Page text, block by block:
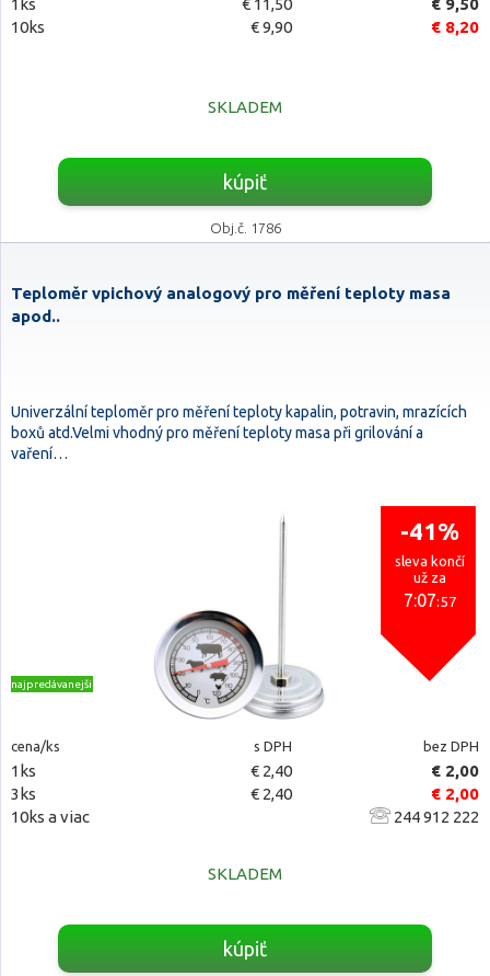
10ks
€ 9,90 € 8,20
SKLADEM
kúpiť
Obj.č. 1786
Teploměr vpichový analogový pro měření teploty masa
apod..
Univerzální teploměr pro měření teploty kapalin, potravin, mrazících
boxů atd.Velmi vhodný pro měření teploty masa při grilování a
vaření…
-41%
sleva končí
už za
7:07:56
najpredávanejšie
cena/ks s DPH bez DPH
1ks € 2,40
€ 2,00
3ks
€ 2,40
€ 2,00
10ks a viac
244 912 222
SKLADEM
kúpiť